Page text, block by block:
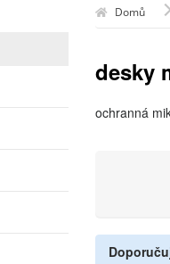
Domů
desky
ochranná